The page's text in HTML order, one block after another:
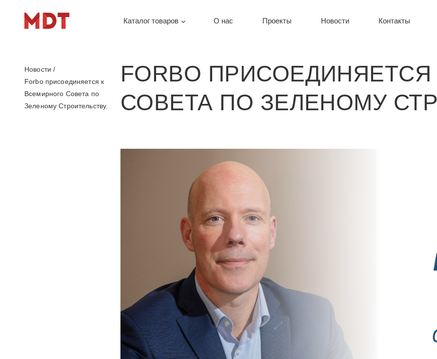
Каталог товаров О нас Проекты Новости Контакты
Новости /
Forbo присоединяется к
Всемирного Совета по
Зеленому Строительству.
FORBO
СОВЕТА ПО ЗЕЛЕНОМУ